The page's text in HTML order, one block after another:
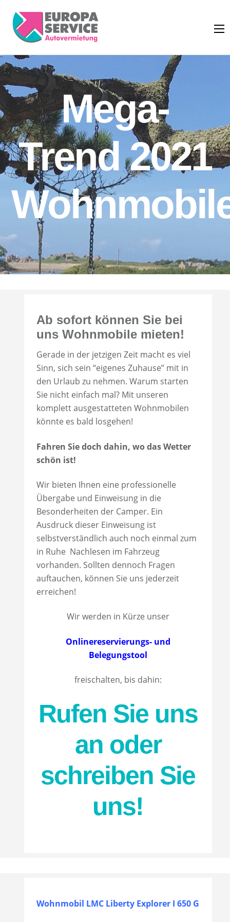
Mega-
Trend 2021
Ab sofort können Sie bei
uns Wohnmobile mieten!
Gerade in der jetzigen Zeit macht es viel
Sinn, sich sein “eigenes Zuhause” mit in
den Urlaub zu nehmen. Warum starten
Sie nicht einfach mal? Mit unseren
komplett ausgestatteten Wohnmobilen
könnte es bald losgehen!
Fahren Sie doch dahin, wo das Wetter
schön ist!
Wir bieten Ihnen eine professionelle
Übergabe und Einweisung in die
Besonderheiten der Camper. Ein
Ausdruck dieser Einweisung ist
selbstverständlich auch noch einmal zum
in Ruhe Nachlesen im Fahrzeug
vorhanden. Sollten dennoch Fragen
auftauchen, können Sie uns jederzeit
erreichen!
Wir werden in Kürze unser
Onlinereservierungs- und
Belegungstool
freischalten, bis dahin:
Rufen Sie uns
an oder
schreiben Sie
uns!
Wohnmobil LMC Liberty Explorer I 650 G